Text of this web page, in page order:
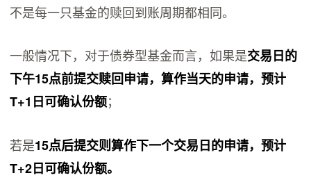
不是每一只基金的赎回到账周期都相同。
一般情况下，对于债券型基金而言，如果是交易日的
下午15点前提交赎回申请，算作当天的申请，预计
T+1日可确认份额；
若是15点后提交则算作下一个交易日的申请，预计
T+2日可确认份额。